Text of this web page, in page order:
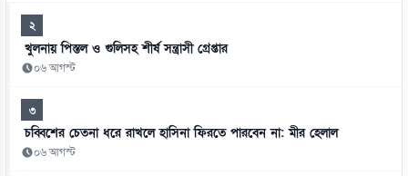
২
খুলনায় পিস্তল ও গুলিসহ শীর্ষ সন্ত্রাসী গ্রেপ্তার
০৬ আগস্ট
৩
চব্বিশের চেতনা ধরে রাখলে হাসিনা ফিরতে পারবেন না: মীর হেলাল
০৬ আগস্ট